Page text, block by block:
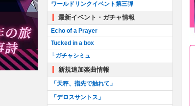
ワールドリンクイベント第三弾
最新イベント・ガチャ情報
Echo of a Prayer
Tucked in a box
└ガチャシミュ
新規追加楽曲情報
「天秤、指先で触れて」
「デロスサントス」